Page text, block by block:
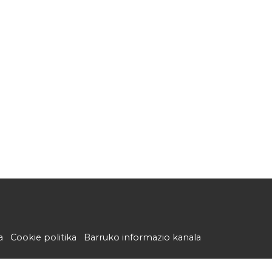
Cookie politika Barruko informazio kanala